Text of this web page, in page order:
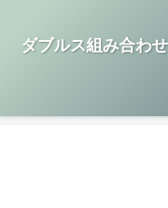
ダブルス組み合わ